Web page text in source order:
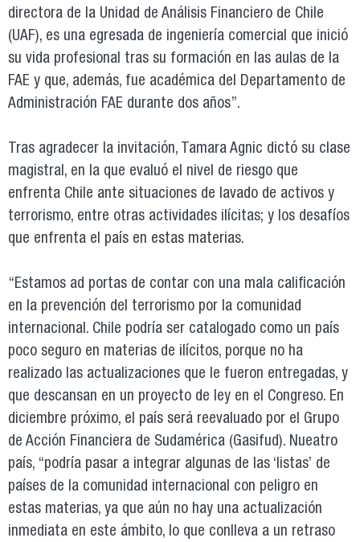
directora de la Unidad de Análisis Financiero de Chile
(UAF), es una egresada de ingeniería comercial que inició
su vida profesional tras su formación en las aulas de la
FAE y que, además, fue académica del Departamento de
Administración FAE durante dos años”.
Tras agradecer la invitación, Tamara Agnic dictó su clase
magistral, en la que evaluó el nivel de riesgo que
enfrenta Chile ante situaciones de lavado de activos y
terrorismo, entre otras actividades ilícitas; y los desafíos
que enfrenta el país en estas materias.
“Estamos ad portas de contar con una mala calificación
en la prevención del terrorismo por la comunidad
internacional. Chile podría ser catalogado como un país
poco seguro en materias de ilícitos, porque no ha
realizado las actualizaciones que le fueron entregadas, y
que descansan en un proyecto de ley en el Congreso. En
diciembre próximo, el país será reevaluado por el Grupo
de Acción Financiera de Sudamérica (Gasifud). Nueatro
país, “podría pasar a integrar algunas de las ‘listas’ de
países de la comunidad internacional con peligro en
estas materias, ya que aún no hay una actualización
inmediata en este ámbito, lo que conlleva a un retraso